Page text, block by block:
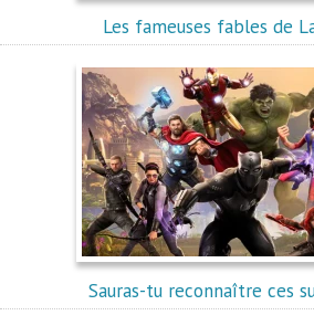
Les fameuses fables de
Sauras-tu reconnaître ces